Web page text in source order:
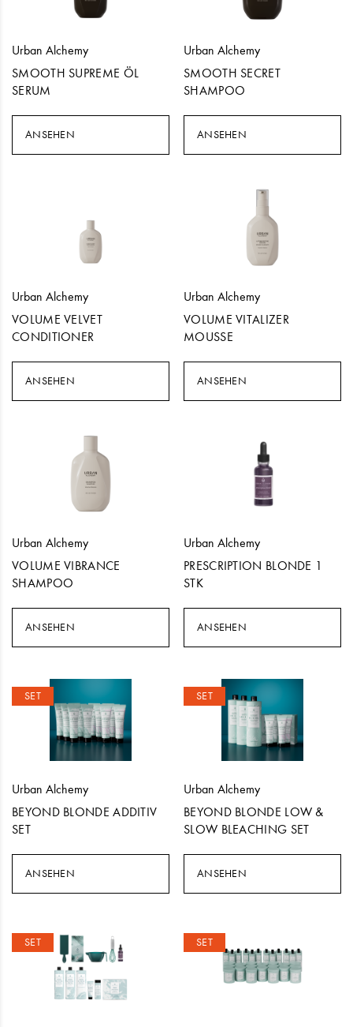
Urban Alchemy
SMOOTH SUPREME ÖL
SERUM
ANSEHEN
Urban Alchemy
SMOOTH SECRET
SHAMPOO
ANSEHEN
Urban Alchemy
VOLUME VELVET
CONDITIONER
ANSEHEN
Urban Alchemy
VOLUME VITALIZER
MOUSSE
ANSEHEN
Urban Alchemy
VOLUME VIBRANCE
SHAMPOO
ANSEHEN
Urban Alchemy
PRESCRIPTION BLONDE 1
STK
ANSEHEN
SET
Urban Alchemy
BEYOND BLONDE ADDITIV
SET
ANSEHEN
SET
Urban Alchemy
BEYOND BLONDE LOW &
SLOW BLEACHING SET
ANSEHEN
SET SET